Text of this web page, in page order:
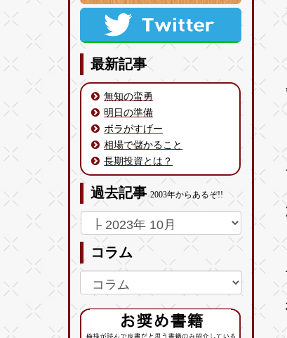
最新記事
無知の蛮勇
明日の準備
ボラがすげー
相場で儲かること
長期投資とは？
過去記事2003年からあるぞ!!
コラム